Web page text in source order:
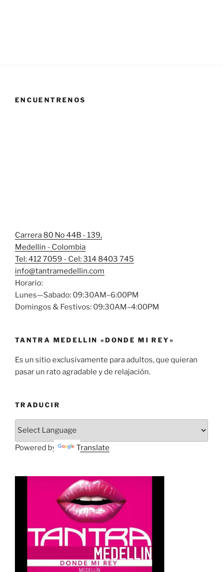
ENCUENTRENOS
Carrera 80 No 44B - 139,
Medellin - Colombia
Tel: 412 7059 - Cel: 314 8403 745
info@tantramedellin.com
Horario:
Lunes—Sabado: 09:30AM–6:00PM
Domingos & Festivos: 09:30AM–4:00PM
TANTRA MEDELLIN «DONDE MI REY»
Es un sitio exclusivamente para adultos, que quieran
pasar un rato agradable y de relajación.
TRADUCIR
Powered by Translate